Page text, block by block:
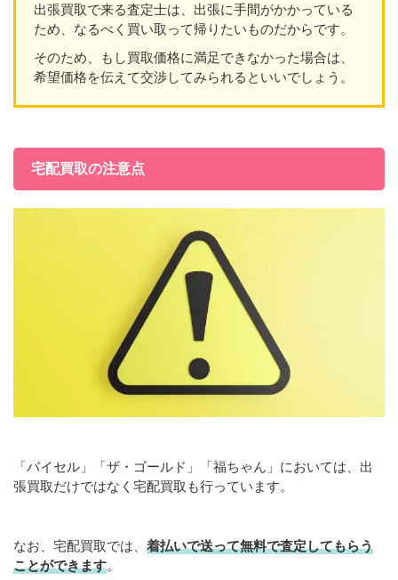
出張買取で来る査定士は、出張に手間がかかっている
ため、なるべく買い取って帰りたいものだからです。
そのため、もし買取価格に満足できなかった場合は、
希望価格を伝えて交渉してみられるといいでしょう。
宅配買取の注意点
「バイセル」「ザ・ゴールド」「福ちゃん」においては、出
張買取だけではなく宅配買取も行っています。
なお、宅配買取では、 着払いで送って無料で査定してもらう
ことができます。